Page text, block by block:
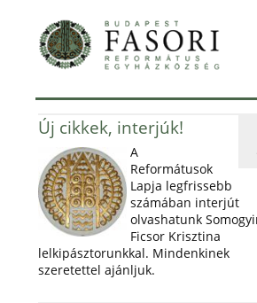
Új cikkek, interjúk!
A
Reformátusok
Lapja legfrissebb
számában interjút
olvashatunk
Ficsor Krisztina
lelkipásztorunkkal. Mindenkinek
szeretettel ajánljuk.